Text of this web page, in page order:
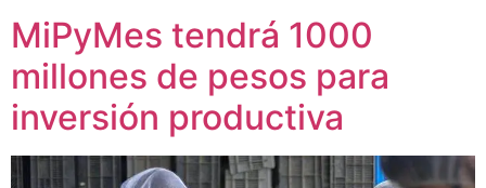
MiPyMes tendrá 1000
millones de pesos para
inversión productiva